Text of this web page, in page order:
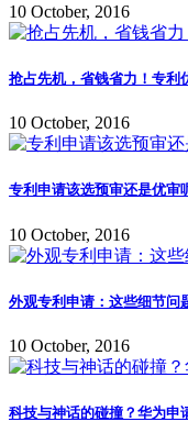
10 October, 2016
抢占先机，省钱省力！专利
10 October, 2016
专利申请该选预审还是优审
10 October, 2016
外观专利申请：这些细节问
10 October, 2016
科技与神话的碰撞？华为申